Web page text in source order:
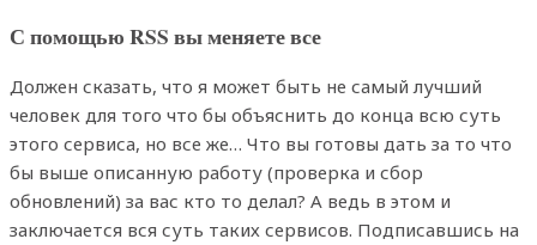
С помощью RSS вы меняете все
Должен сказать, что я может быть не самый лучший
человек для того что бы объяснить до конца всю суть
этого сервиса, но все же… Что вы готовы дать за то что
бы выше описанную работу (проверка и сбор
обновлений) за вас кто то делал? А ведь в этом и
заключается вся суть таких сервисов. Подписавшись на